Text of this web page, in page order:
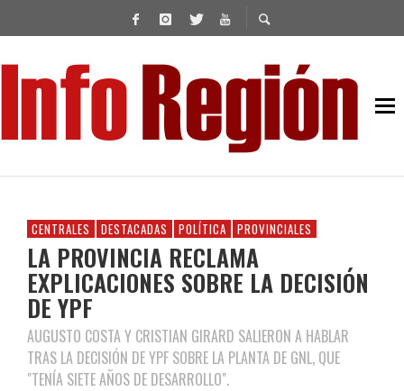
CENTRALES DESTACADAS POLÍTICA PROVINCIALES
LA PROVINCIA RECLAMA
EXPLICACIONES SOBRE LA DECISIÓN
DE YPF
AUGUSTO COSTA Y CRISTIAN GIRARD SALIERON A HABLAR
TRAS LA DECISIÓN DE YPF SOBRE LA PLANTA DE GNL, QUE
"TENÍA SIETE AÑOS DE DESARROLLO".